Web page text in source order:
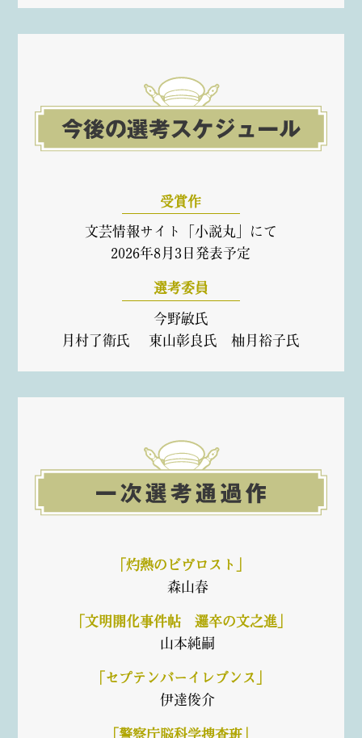
受賞作
文芸情報サイト「小説丸」にて
2026年8月3日発表予定
選考委員
今野敏氏
月村了衛氏 東山彰良氏 柚月裕子氏
「灼熱のビヴロスト」
森山春
「文明開化事件帖 邏卒の文之進」
山本純嗣
「セプテンバーイレブンス」
伊達俊介